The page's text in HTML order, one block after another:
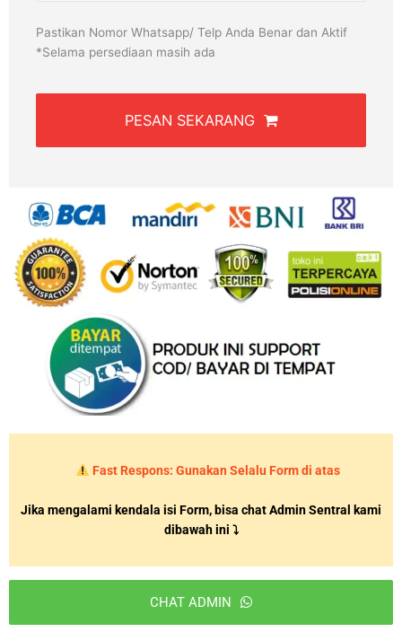
Pastikan Nomor Whatsapp/ Telp Anda Benar dan Aktif
*Selama persediaan masih ada
PESAN SEKARANG
Fast Respons: Gunakan Selalu Form di atas
Jika mengalami kendala isi Form, bisa chat Admin Sentral kami
dibawah ini ⤵
CHAT ADMIN